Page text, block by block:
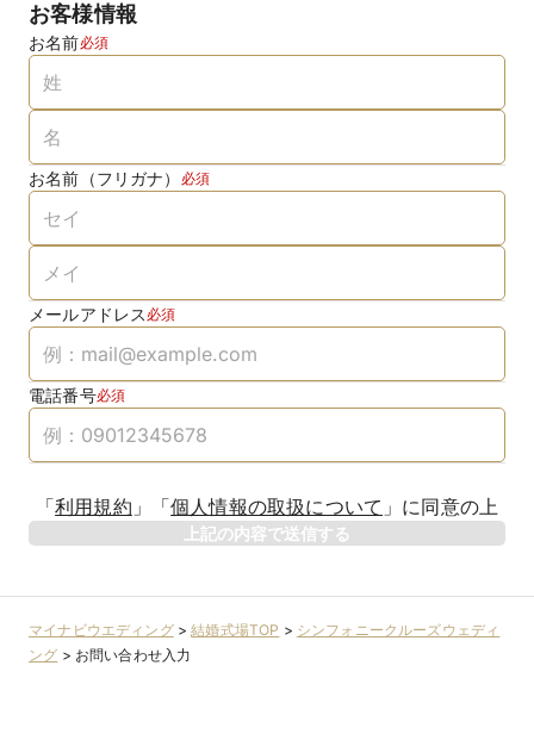
お客様情報
お名前必須
お名前（フリガナ） 必須
メールアドレス 必須
電話番号必須
「利用規約 」 「個人情報の取扱について 」 に同意の上
上記の内容で送信する
マイナビウエディング>結婚式場TOP > シンフォニークルーズウェディ
ング > お問い合わせ入力